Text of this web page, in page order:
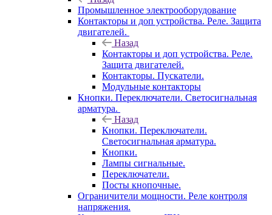
Промышленное электрооборудование
Контакторы и доп устройства. Реле. Защита
двигателей.
Назад
Контакторы и доп устройства. Реле.
Защита двигателей.
Контакторы. Пускатели.
Модульные контакторы
Кнопки. Переключатели. Светосигнальная
арматура.
Назад
Кнопки. Переключатели.
Светосигнальная арматура.
Кнопки.
Лампы сигнальные.
Переключатели.
Посты кнопочные.
Ограничители мощности. Реле контроля
напряжения.